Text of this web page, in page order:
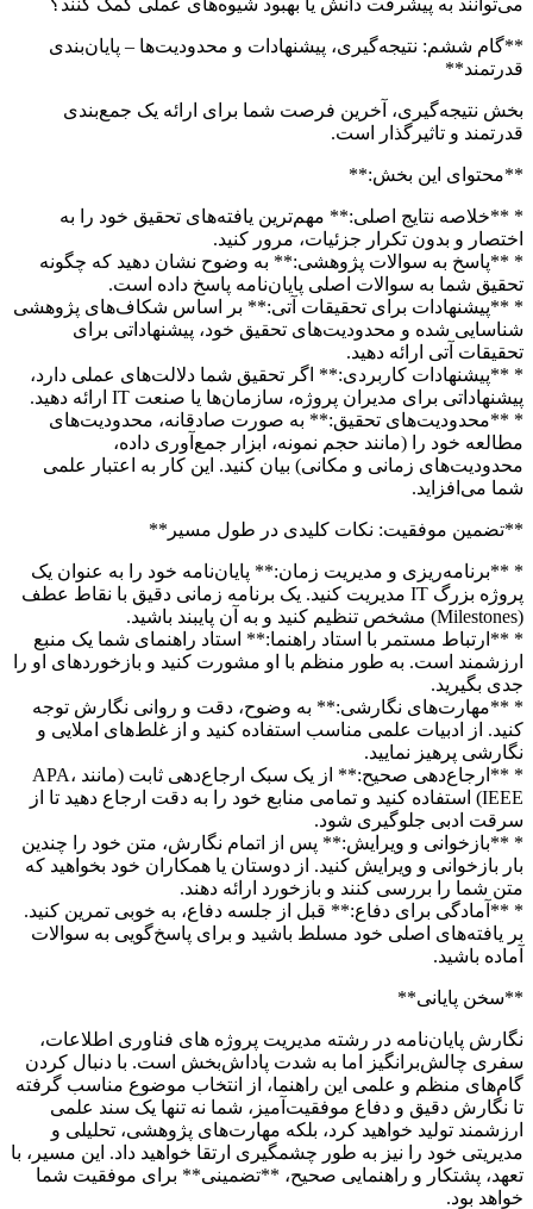
**گام ششم: نتیجه‌گیری، پیشنهادات و محدودیت‌ها – پایان‌بندی
قدرتمند**
بخش نتیجه‌گیری، آخرین فرصت شما برای ارائه یک جمع‌بندی
قدرتمند و تاثیرگذار است.
**محتوای این بخش:**
* **خلاصه نتایج اصلی:** مهم‌ترین یافته‌های تحقیق خود را به
اختصار و بدون تکرار جزئیات، مرور کنید.
* **پاسخ به سوالات پژوهشی:** به وضوح نشان دهید که چگونه
تحقیق شما به سوالات اصلی پایان‌نامه پاسخ داده است.
* **پیشنهادات برای تحقیقات آتی:** بر اساس شکاف‌های پژوهشی
شناسایی شده و محدودیت‌های تحقیق خود، پیشنهاداتی برای
تحقیقات آتی ارائه دهید.
* **پیشنهادات کاربردی:** اگر تحقیق شما دلالت‌های عملی دارد،
پیشنهاداتی برای مدیران پروژه، سازمان‌ها یا صنعت IT ارائه دهید.
* **محدودیت‌های تحقیق:** به صورت صادقانه، محدودیت‌های
مطالعه خود را (مانند حجم نمونه، ابزار جمع‌آوری داده،
محدودیت‌های زمانی و مکانی) بیان کنید. این کار به اعتبار علمی
شما می‌افزاید.
**تضمین موفقیت: نکات کلیدی در طول مسیر**
* **برنامه‌ریزی و مدیریت زمان:** پایان‌نامه خود را به عنوان یک
پروژه بزرگ IT مدیریت کنید. یک برنامه زمانی دقیق با نقاط عطف
(Milestones) مشخص تنظیم کنید و به آن پایبند باشید.
* **ارتباط مستمر با استاد راهنما:** استاد راهنمای شما یک منبع
ارزشمند است. به طور منظم با او مشورت کنید و بازخوردهای او را
جدی بگیرید.
* **مهارت‌های نگارشی:** به وضوح، دقت و روانی نگارش توجه
کنید. از ادبیات علمی مناسب استفاده کنید و از غلط‌های املایی و
نگارشی پرهیز نمایید.
* **ارجاع‌دهی صحیح:** از یک سبک ارجاع‌دهی ثابت (مانند APA،
IEEE) استفاده کنید و تمامی منابع خود را به دقت ارجاع دهید تا از
سرقت ادبی جلوگیری شود.
* **بازخوانی و ویرایش:** پس از اتمام نگارش، متن خود را چندین
بار بازخوانی و ویرایش کنید. از دوستان یا همکاران خود بخواهید که
متن شما را بررسی کنند و بازخورد ارائه دهند.
* **آمادگی برای دفاع:** قبل از جلسه دفاع، به خوبی تمرین کنید.
بر یافته‌های اصلی خود مسلط باشید و برای پاسخ‌گویی به سوالات
آماده باشید.
**سخن پایانی**
نگارش پایان‌نامه در رشته مدیریت پروژه های فناوری اطلاعات،
سفری چالش‌برانگیز اما به شدت پاداش‌بخش است. با دنبال کردن
گام‌های منظم و علمی این راهنما، از انتخاب موضوع مناسب گرفته
تا نگارش دقیق و دفاع موفقیت‌آمیز، شما نه تنها یک سند علمی
ارزشمند تولید خواهید کرد، بلکه مهارت‌های پژوهشی، تحلیلی و
مدیریتی خود را نیز به طور چشمگیری ارتقا خواهید داد. این مسیر، با
تعهد، پشتکار و راهنمایی صحیح، **تضمینی** برای موفقیت شما
خواهد بود.